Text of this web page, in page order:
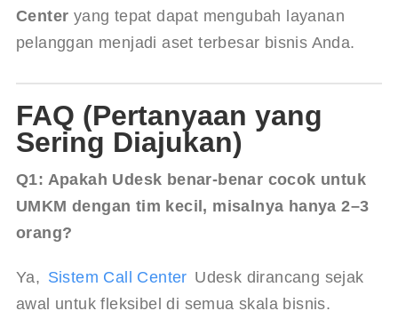
Center yang tepat dapat mengubah layanan
pelanggan menjadi aset terbesar bisnis Anda.
FAQ (Pertanyaan yang
Sering Diajukan)
Q1: Apakah Udesk benar-benar cocok untuk
UMKM dengan tim kecil, misalnya hanya 2–3
orang?
Ya, Sistem Call Center Udesk dirancang sejak
awal untuk fleksibel di semua skala bisnis.